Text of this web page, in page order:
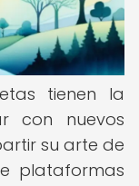
tienen la
con nuevos
su arte de
plataformas